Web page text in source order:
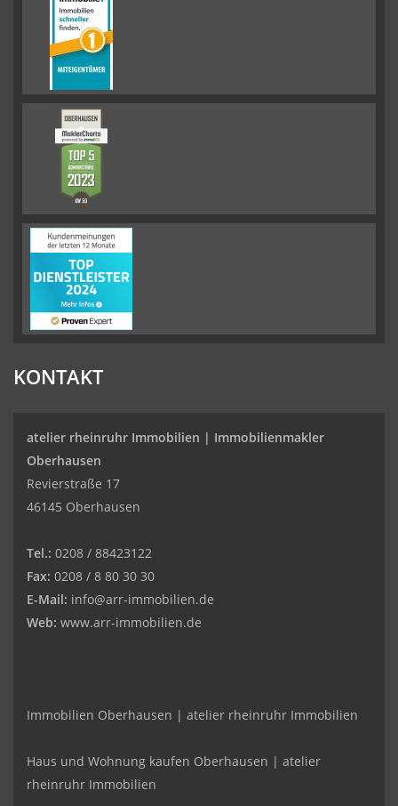
KONTAKT
atelier rheinruhr Immobilien | Immobilienmakler
Oberhausen
Revierstraße 17
46145 Oberhausen
Tel.: 0208 / 88423122
Fax: 0208 / 8 80 30 30
E-Mail: info@arr-immobilien.de
Web: www.arr-immobilien.de
Immobilien Oberhausen | atelier rheinruhr Immobilien
Haus und Wohnung kaufen Oberhausen | atelier
rheinruhr Immobilien